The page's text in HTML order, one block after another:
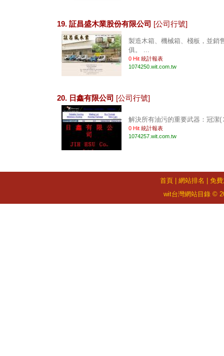
19. 証昌盛木業股份有限公司 [公司行號]
製造木箱、機械箱、棧板，並銷
俱。 ...
0 Hit 統計報表
1074250.wit.com.tw
20. 日鑫有限公司 [公司行號]
解決所有油污的重要武器：冠潔(
0 Hit 統計報表
1074257.wit.com.tw
首頁| 網站排名
免
wit台灣網站目錄 ©